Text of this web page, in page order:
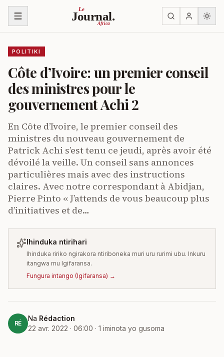
Ja ku biri muri urupapuro
Le
Journal.
Africa
POLITIKI
Côte d’Ivoire: un premier conseil
des ministres pour le
gouvernement Achi 2
En Côte d’Ivoire, le premier conseil des
ministres du nouveau gouvernement de
Patrick Achi s’est tenu ce jeudi, après avoir été
dévoilé la veille. Un conseil sans annonces
particulières mais avec des instructions
claires. Avec notre correspondant à Abidjan,
Pierre Pinto « J’attends de vous beaucoup plus
d’initiatives et de…
Ihinduka ntirihari
Ihinduka ririko ngirakora ntiriboneka muri uru rurimi ubu. Inkuru
itangwa mu Igifaransa.
Fungura intango (Igifaransa) →
RÉ
Na Rédaction
22 avr. 2022 · 06:00 · 1 iminota yo gusoma